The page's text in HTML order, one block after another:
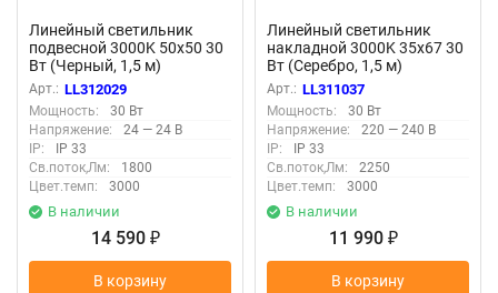
Линейный светильник
подвесной 3000K 50x50 30
Вт (Черный, 1,5 м)
LL312029 (Черный)
LL312029
Арт.: LL312029
Мощность:
30 Вт
Напряжение:
24 — 24 В
IP:
IP 33
Св.поток,Лм:
1800
Цвет.темп:
3000
В наличии
14 590 ₽
В корзину
Линейный светильник
накладной 3000K 35x67 30
Вт (Серебро, 1,5 м)
LL311037 (Серебро)
LL311037
Арт.: LL311037
Мощность:
30 Вт
Напряжение:
220 — 240 В
IP:
IP 33
Св.поток,Лм:
2250
Цвет.темп:
3000
В наличии
11 990 ₽
В корзину